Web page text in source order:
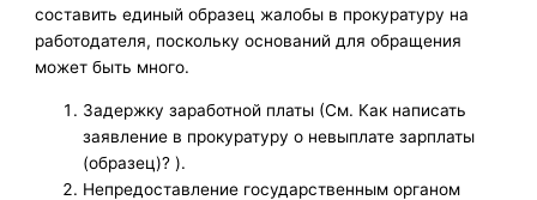
составить единый образец жалобы в прокуратуру на
работодателя, поскольку оснований для обращения
может быть много.
Задержку заработной платы (См. Как написать
заявление в прокуратуру о невыплате зарплаты
(образец)? ).
Непредоставление государственным органом